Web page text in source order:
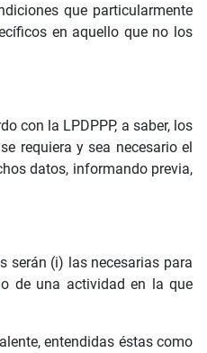
que particularmente
en aquello que no los
con la LPDPPP, a saber, los
requiera y sea necesario el
datos, informando previa,
serán (i) las necesarias para
de una actividad en la que
entendidas éstas como